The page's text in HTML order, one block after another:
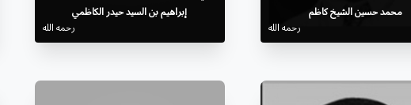
محمد حسين الشيخ كاظم
رحمه الله
إبراهيم بن السيد حيدر الكاظمي
رحمه الله